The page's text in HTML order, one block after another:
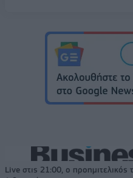
Live στις 21:00, ο